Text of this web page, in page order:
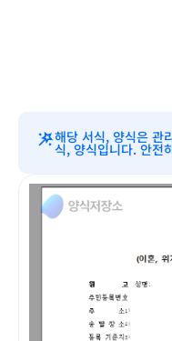
해당 서식, 양식은 관
식, 양식입니다. 안전